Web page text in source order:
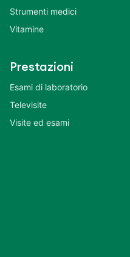
Strumenti medici
Vitamine
Prestazioni
Esami di laboratorio
Televisite
Visite ed esami